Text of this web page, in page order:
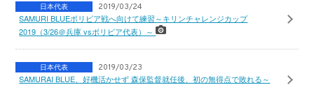
日本代表 2019/03/24
SAMURI BLUEボリビア戦へ向けて練習～キリンチャレンジカップ
2019（3/26＠兵庫 vsボリビア代表）～
日本代表 2019/03/23
SAMURAI BLUE、好機活かせず 森保監督就任後、初の無得点で敗れる～